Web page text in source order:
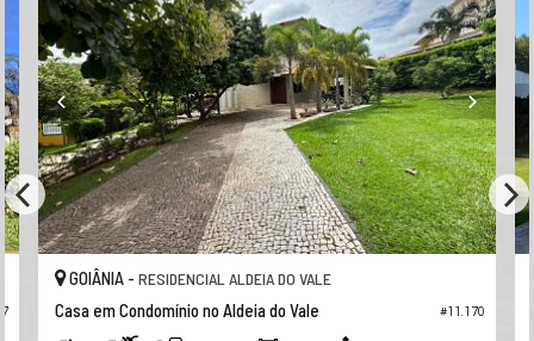
#11.170
GOIÂNIA -RESIDENCIAL ALDEIA DO VALE
Casa em Condomínio no Aldeia do Vale